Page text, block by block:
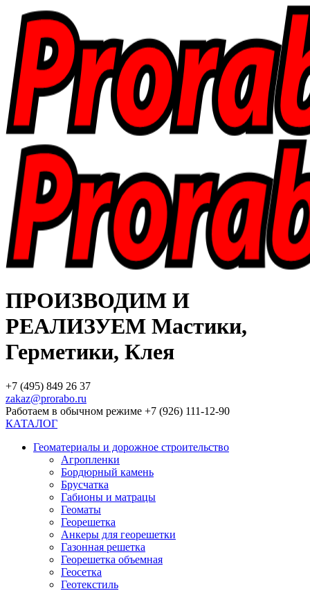
ПРОИЗВОДИМ И
РЕАЛИЗУЕМ Мастики,
Герметики, Клея
+7 (495) 849 26 37
zakaz@prorabo.ru
Работаем в обычном режиме +7 (926) 111-12-90
КАТАЛОГ
Геоматериалы и дорожное строительство
Агропленки
Бордюрный камень
Брусчатка
Габионы и матрацы
Геоматы
Георешетка
Анкеры для георешетки
Газонная решетка
Георешетка объемная
Геосетка
Геотекстиль